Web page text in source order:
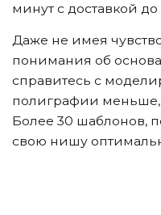
минут с доставкой
Даже не имея
понимания об
справитесь с
полиграфии меньше,
Более 30 шаблонов,
свою нишу